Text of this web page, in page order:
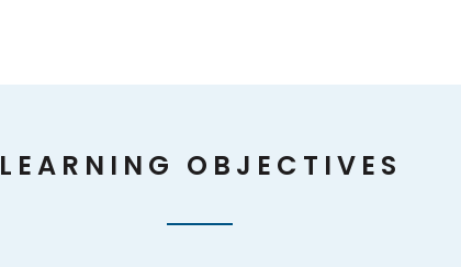
LEARNING OBJECTIVES